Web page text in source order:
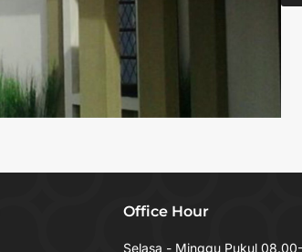
Office Hour
Selasa - Minggu Pukul